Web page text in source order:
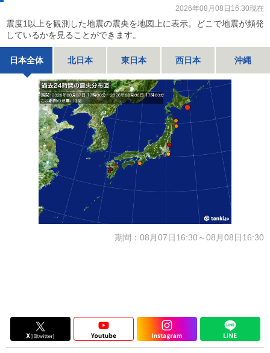
2026年08月08日16:30現在
震度1以上を観測した地震の震央を地図上に表示。どこで地震が頻発
しているかを見ることができます。
日本全体 北日本 東日本 西日本 沖縄
期間：08月07日16:30～08月08日16:30